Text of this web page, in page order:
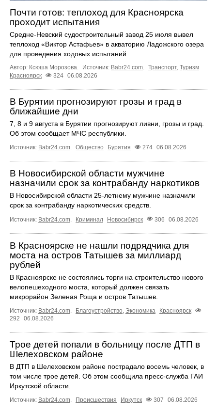
Почти готов: теплоход для Красноярска
проходит испытания
Средне-Невский судостроительный завод 25 июля вывел
теплоход «Виктор Астафьев» в акваторию Ладожского озера
для проведения ходовых испытаний.
Автор: Ксюша Морозова. Источник: Babr24.com. Транспорт, Туризм
Красноярск
324 06.08.2026
В Бурятии прогнозируют грозы и град в
ближайшие дни
7, 8 и 9 августа в Бурятии прогнозируют ливни, грозы и град.
Об этом сообщает МЧС республики.
Источник: Babr24.com. Общество Бурятия 274 06.08.2026
В Новосибирской области мужчине
назначили срок за контрабанду наркотиков
В Новосибирской области 25-летнему мужчине назначили
срок за контрабанду наркотических средств.
Источник: Babr24.com Криминал Новосибирск 306 06.08.2026
В Красноярске не нашли подрядчика для
моста на остров Татышев за миллиард
рублей
В Красноярске не состоялись торги на строительство нового
велопешеходного моста, который должен связать
микрорайон Зеленая Роща и остров Татышев.
Источник: Babr24.com Благоустройство Экономика
Красноярск
292
06.08.2026
Трое детей попали в больницу после ДТП в
Шелеховском районе
В ДТП в Шелеховском районе пострадало восемь человек, в
том числе трое детей. Об этом сообщила пресс‑служба ГАИ
Иркутской области.
Источник: Babr24.com. Происшествия Иркутск 307 06.08.2026